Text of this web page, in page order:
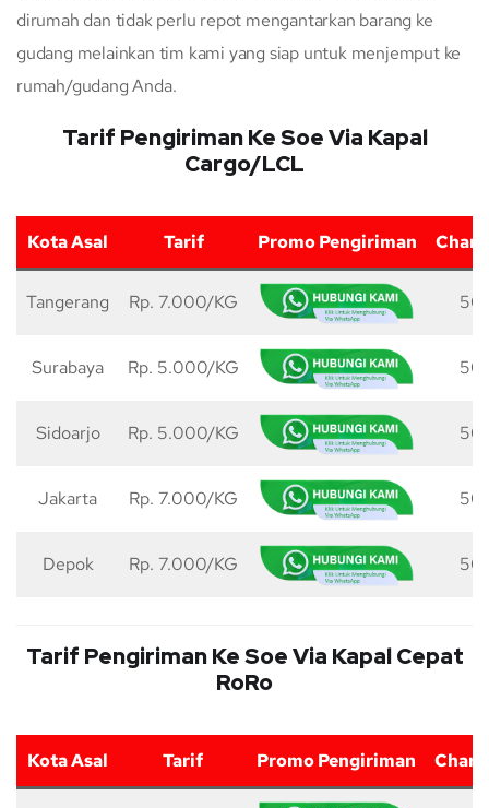
dirumah dan tidak perlu repot mengantarkan barang ke
gudang melainkan tim kami yang siap untuk menjemput ke
rumah/gudang Anda.
Tarif Pengiriman Ke Soe Via Kapal
Cargo/LCL
Kota Asal Tarif Promo Pengiriman
Tangerang Rp. 7.000/KG 50
Surabaya Rp. 5.000/KG 50
Sidoarjo Rp. 5.000/KG 50
Jakarta Rp. 7.000/KG 50
Depok Rp. 7.000/KG 50
Tarif Pengiriman Ke Soe Via Kapal Cepat
RoRo
Kota Asal Tarif Promo Pengiriman